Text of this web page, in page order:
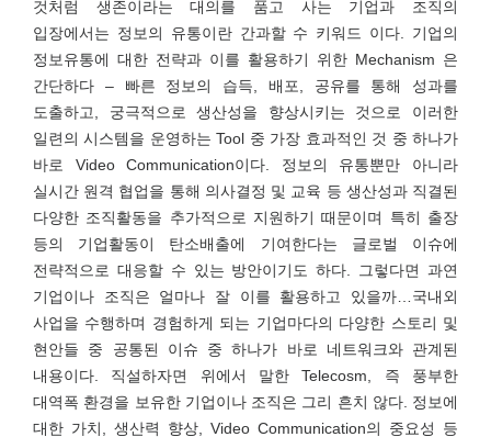
것처럼 생존이라는 대의를 품고 사는 기업과 조직의
입장에서는 정보의 유통이란 간과할 수 키워드 이다. 기업의
정보유통에 대한 전략과 이를 활용하기 위한 Mechanism 은
간단하다 – 빠른 정보의 습득, 배포, 공유를 통해 성과를
도출하고, 궁극적으로 생산성을 향상시키는 것으로 이러한
일련의 시스템을 운영하는 Tool 중 가장 효과적인 것 중 하나가
바로 Video Communication이다. 정보의 유통뿐만 아니라
실시간 원격 협업을 통해 의사결정 및 교육 등 생산성과 직결된
다양한 조직활동을 추가적으로 지원하기 때문이며 특히 출장
등의 기업활동이 탄소배출에 기여한다는 글로벌 이슈에
전략적으로 대응할 수 있는 방안이기도 하다. 그렇다면 과연
기업이나 조직은 얼마나 잘 이를 활용하고 있을까…국내외
사업을 수행하며 경험하게 되는 기업마다의 다양한 스토리 및
현안들 중 공통된 이슈 중 하나가 바로 네트워크와 관계된
내용이다. 직설하자면 위에서 말한 Telecosm, 즉 풍부한
대역폭 환경을 보유한 기업이나 조직은 그리 흔치 않다. 정보에
대한 가치, 생산력 향상, Video Communication의 중요성 등